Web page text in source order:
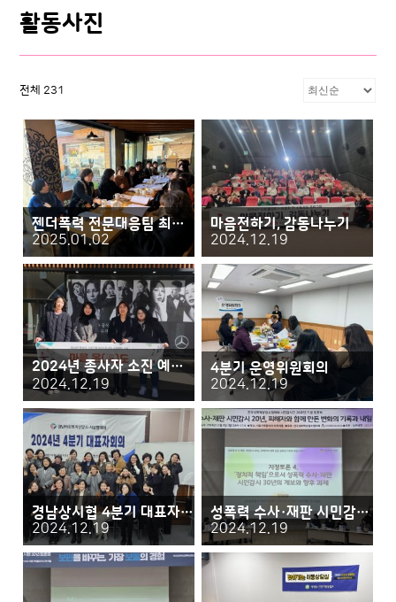
활동사진
전체 231
젠더폭력 전문대응팀 최종간담회
2025.01.02
마음전하기, 감동나누기
2024.12.19
2024년 종사자 소진 예방 워크숍 마음온(溫)도
2024.12.19
4분기 운영위원회의
2024.12.19
경남상시협 4분기 대표자회의
2024.12.19
성폭력 수사·재판 시민감시 20년, 피해자와 함께 만든 변화의 기록과 내일 이야기
2024.12.19